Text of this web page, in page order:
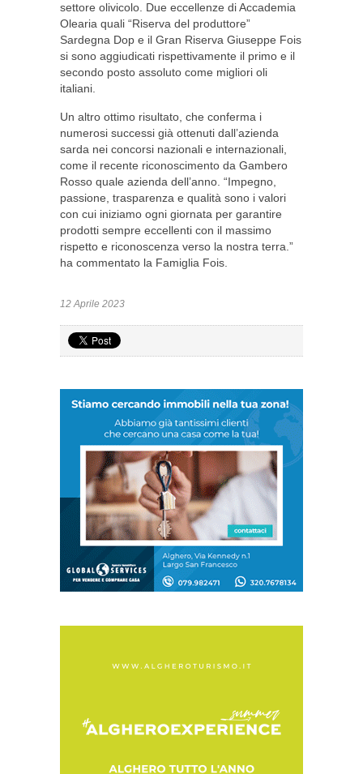
settore olivicolo. Due eccellenze di Accademia
Olearia quali “Riserva del produttore”
Sardegna Dop e il Gran Riserva Giuseppe Fois
si sono aggiudicati rispettivamente il primo e il
secondo posto assoluto come migliori oli
italiani.
Un altro ottimo risultato, che conferma i
numerosi successi già ottenuti dall’azienda
sarda nei concorsi nazionali e internazionali,
come il recente riconoscimento da Gambero
Rosso quale azienda dell’anno. “Impegno,
passione, trasparenza e qualità sono i valori
con cui iniziamo ogni giornata per garantire
prodotti sempre eccellenti con il massimo
rispetto e riconoscenza verso la nostra terra.”
ha commentato la Famiglia Fois.
12 Aprile 2023